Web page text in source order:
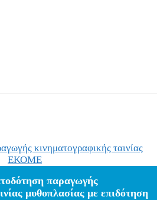
παραγωγής
μυθοπλασίας με επιδότηση